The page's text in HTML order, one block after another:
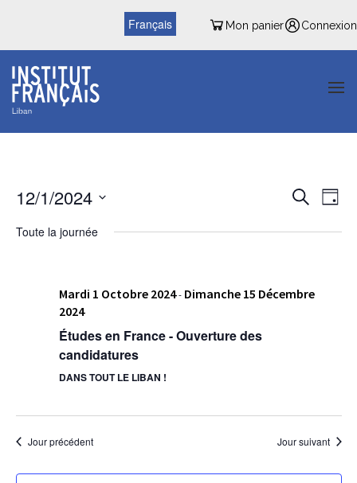
Mon panier Connexion
Français
et
vues
Recherche
Jour
12/1/2024
une
Toute la journée
Mardi 1 Octobre 2024- Dimanche 15 Décembre
2024
Études en France - Ouverture des
candidatures
DANS TOUT LE LIBAN !
Jour précédent Jour suivant